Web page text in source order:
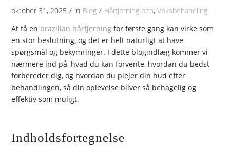
oktober 31, 2025 / in Blog / Hårfjerning ben,Voksbehandling
At få en brazilian hårfjerning for første gang kan virke som
en stor beslutning, og det er helt naturligt at have
spørgsmål og bekymringer. I dette blogindlæg kommer vi
nærmere ind på, hvad du kan forvente, hvordan du bedst
forbereder dig, og hvordan du plejer din hud efter
behandlingen, så din oplevelse bliver så behagelig og
effektiv som muligt.
Indholdsfortegnelse